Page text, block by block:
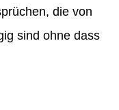
die von
sind ohne dass